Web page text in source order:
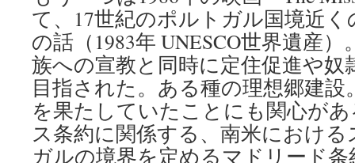
て、17世紀のポルトガル国境近
の話（1983年 UNESCO世界遺産
族への宣教と同時に定住促進や奴
目指された。ある種の理想郷建設
を果たしていたことにも関心が
ス条約に関係する、南米におけ
ガルの境界を定めるマドリード条